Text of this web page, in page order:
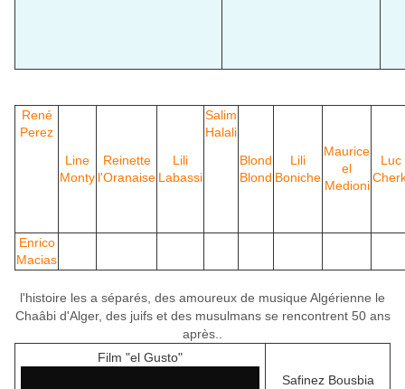
René
Perez
Line
Monty
Reinette
l'Oranaise
Lili
Labassi
Salim
Halali
Blond
Blond
Lili
Boniche
Maurice
el
Medioni
Luc
Enrico
Macias
l'histoire les a séparés, des amoureux de musique Algérienne le
Chaâbi d'Alger, des juifs et des musulmans se rencontrent 50 ans
après..
Film "el Gusto"
Safinez Bousbia